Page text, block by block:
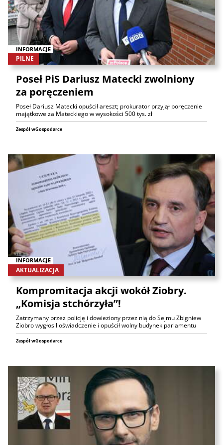
INFORMACJE
PILNE
Poseł PiS Dariusz Matecki zwolniony
za poręczeniem
Poseł Dariusz Matecki opuścił areszt; prokurator przyjął poręczenie
majątkowe za Mateckiego w wysokości 500 tys. zł
Zespół wGospodarce
INFORMACJE
AKTUALIZACJA
Kompromitacja akcji wokół Ziobry.
„Komisja stchórzyła”!
Zatrzymany przez policję i dowieziony przez nią do Sejmu Zbigniew
Ziobro wygłosił oświadczenie i opuścił wolny budynek parlamentu
Zespół wGospodarce